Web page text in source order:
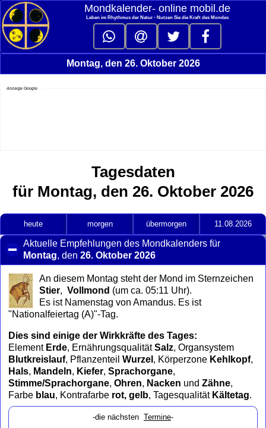
Mondkalender‑ online mobil.de
Leben im Rhythmus der Natur - Nutzen Sie die Kraft des Mondes
Montag, den 26. Oktober 2026
Anzeige Google
Tagesdaten
für Montag, den 26. Oktober 2026
heute morgen übermorgen 11.08.2026
Aktuelle Empfehlungen des Mondkalenders für
Montag, den26. Oktober 2026
to
collapse
contents
An diesem Montag steht der Mond im Sternzeichen
Stier, Vollmond (um ca. 05:11 Uhr).
Es ist Namenstag von Amandus. Es ist
"Nationalfeiertag (A)"-Tag.
Dies sind einige der Wirkkräfte des Tages:
Element Erde, ErnährungsqualitätSalz, Organsystem
Blutkreislauf, Pflanzenteil Wurzel , Körperzone Kehlkopf,
Hals, Mandeln, Kiefer, Sprachorgane,
Stimme/Sprachorgane, Ohren, Nacken und Zähne,
Farbe blau, Kontrafarbe rot, gelb, Tagesqualität Kältetag.
-die nächsten Termine-